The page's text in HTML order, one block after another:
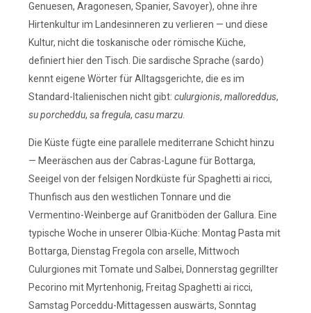
Genuesen, Aragonesen, Spanier, Savoyer), ohne ihre
Hirtenkultur im Landesinneren zu verlieren — und diese
Kultur, nicht die toskanische oder römische Küche,
definiert hier den Tisch. Die sardische Sprache (sardo)
kennt eigene Wörter für Alltagsgerichte, die es im
Standard-Italienischen nicht gibt: culurgionis, malloreddus,
su porcheddu, sa fregula, casu marzu.
Die Küste fügte eine parallele mediterrane Schicht hinzu
— Meeräschen aus der Cabras-Lagune für Bottarga,
Seeigel von der felsigen Nordküste für Spaghetti ai ricci,
Thunfisch aus den westlichen Tonnare und die
Vermentino-Weinberge auf Granitböden der Gallura. Eine
typische Woche in unserer Olbia-Küche: Montag Pasta mit
Bottarga, Dienstag Fregola con arselle, Mittwoch
Culurgiones mit Tomate und Salbei, Donnerstag gegrillter
Pecorino mit Myrtenhonig, Freitag Spaghetti ai ricci,
Samstag Porceddu-Mittagessen auswärts, Sonntag